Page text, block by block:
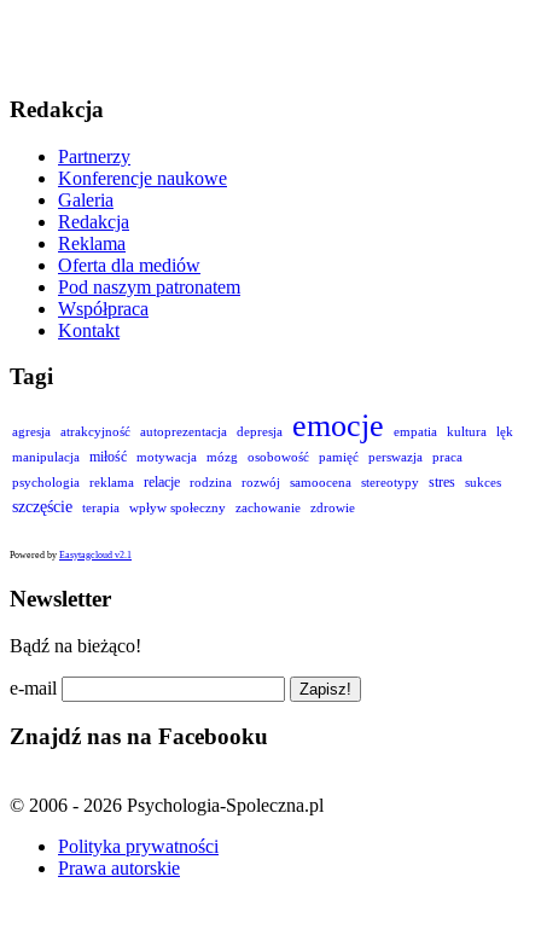
Redakcja
Partnerzy
Konferencje naukowe
Galeria
Redakcja
Reklama
Oferta dla mediów
Pod naszym patronatem
Współpraca
Kontakt
Tagi
agresja atrakcyjność autoprezentacja depresja emocje empatia kultura
lęk
manipulacja
miłość motywacja mózg osobowość pamięć perswazja
praca
psychologia
reklama relacje rodzina rozwój samoocena stereotypy stres sukces
szczęście terapia wpływ społeczny zachowanie zdrowie
Powered by Easytagcloud v2.1
Newsletter
Bądź na bieżąco!
e-mail
Znajdź nas na Facebooku
© 2006 - 2026 Psychologia-Spoleczna.pl
Polityka prywatności
Prawa autorskie